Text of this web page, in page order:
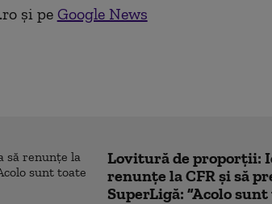
și pe Google News
Lovitură de proporții:
renunțe la CFR și să
SuperLigă: ”Acolo